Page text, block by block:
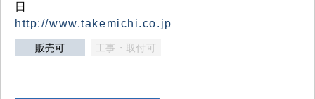
日
http://www.takemichi.co.jp
販売可 工事・取付可